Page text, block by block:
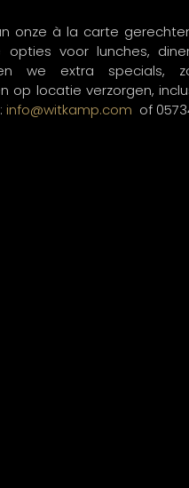
onze à la carte
voor lunches,
we extra specials,
locatie verzorgen,
info@witkamp.com of